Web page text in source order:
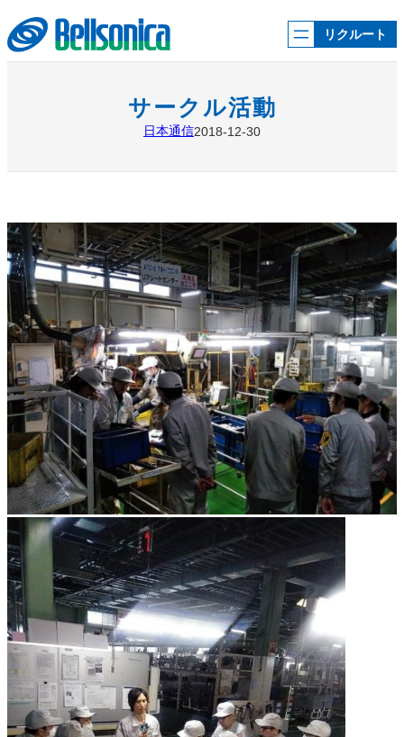
容
を
ス
リクルート
サークル活動
日本通信2018-12-30